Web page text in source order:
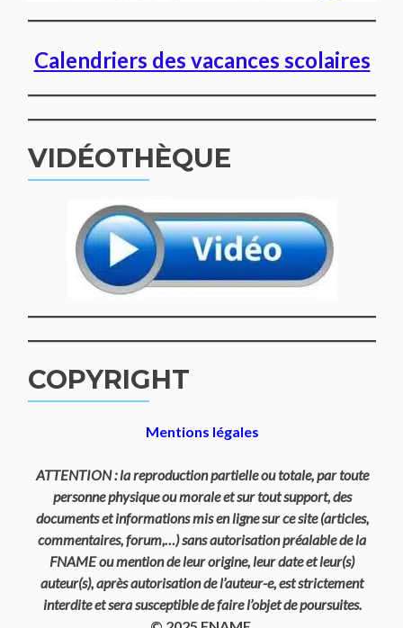
Calendriers des vacances scolaires
VIDÉOTHÈQUE
COPYRIGHT
Mentions légales
ATTENTION : la reproduction partielle ou totale, par toute
personne physique ou morale et sur tout support, des
documents et informations mis en ligne sur ce site (articles,
commentaires, forum,…) sans autorisation préalable de la
FNAME ou mention de leur origine, leur date et leur(s)
auteur(s), après autorisation de l’auteur-e, est strictement
interdite et sera susceptible de faire l’objet de poursuites.